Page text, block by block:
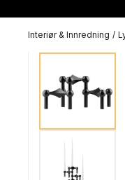
Interiør & Innredning /